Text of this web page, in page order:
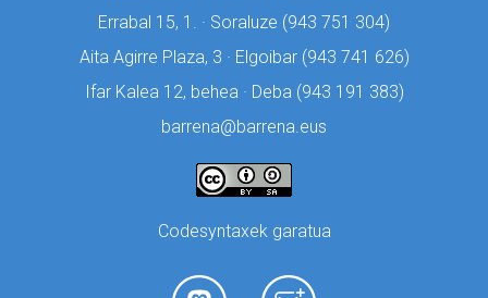
Errabal 15, 1. · Soraluze (943 751 304)
Aita Agirre Plaza, 3 · Elgoibar (943 741 626)
Ifar Kalea 12, behea · Deba (943 191 383)
barrena@barrena.eus
Codesyntaxek garatua